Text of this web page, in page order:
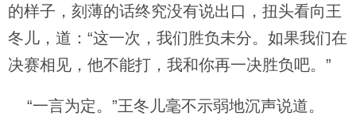
的样子，刻薄的话终究没有说出口，扭头看向王
冬儿，道：“这一次，我们胜负未分。如果我们在
决赛相见，他不能打，我和你再一决胜负吧。”
“一言为定。”王冬儿毫不示弱地沉声说道。